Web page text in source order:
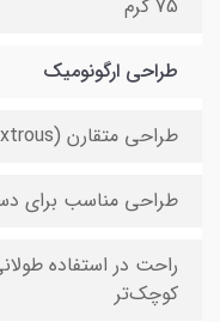
75 گرم
طراحی ارگونومیک
طراحی متقارن (Ambidextrous) مناسب برای هر دو دست
طراحی مناسب برای
راحت در استفاده
کوچک‌تر